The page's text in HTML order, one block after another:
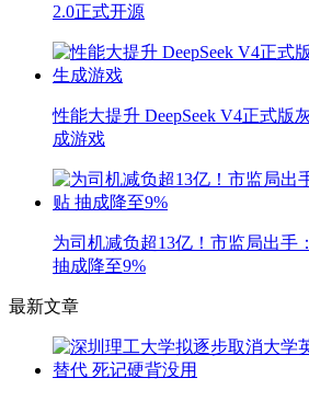
2.0正式开源
性能大提升 DeepSeek V4正式版
成游戏
为司机减负超13亿！市监局出手
抽成降至9%
最新文章